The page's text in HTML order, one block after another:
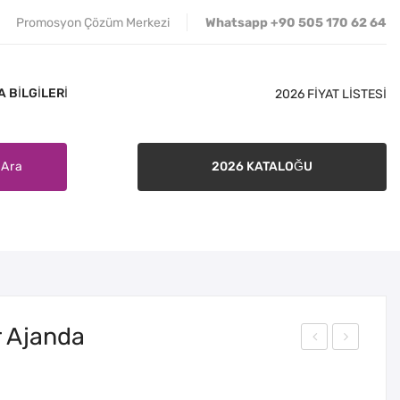
Promosyon Çözüm Merkezi Whatsapp +90 505 170 62 64
BILGILERI 2026 FİYAT LİSTESİ
Ara 2026 KATALOĞU
Ajanda